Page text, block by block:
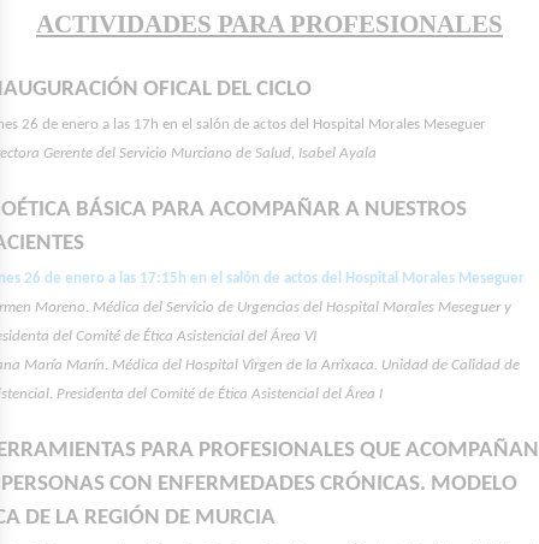
ACTIVIDADES PARA PROFESIONALES
OFICAL DEL CICLO
26 de enero a las 17h en el salón de actos del Hospital Morales Meseguer
Gerente del Servicio Murciano de Salud, Isabel Ayala
BÁSICA PARA ACOMPAÑAR A NUESTROS
26 de enero a las 17:15h en el salón de actos del Hospital Morales Meseguer
Moreno. Médica del Servicio de Urgencias del Hospital Morales Meseguer y
del Comité de Ética Asistencial del Área VI
María Marín. Médica del Hospital Virgen de la Arrixaca. Unidad de Calidad de
Presidenta del Comité de Ética Asistencial del Área I
PARA PROFESIONALES QUE ACOMPAÑAN
CON ENFERMEDADES CRÓNICAS. MODELO
DE LA REGIÓN DE MURCIA